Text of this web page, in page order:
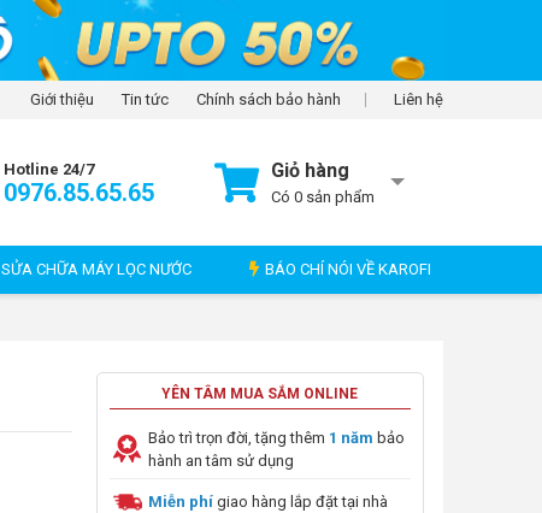
Giới thiệu Tin tức Chính sách bảo hành Liên hệ
Hotline 24/7
0976.85.65.65
Giỏ hàng
Có 0 sản phẩm
SỬA CHỮA MÁY LỌC NƯỚC BÁO CHÍ NÓI VỀ KAROFI
YÊN TÂM MUA SẮM ONLINE
Bảo trì trọn đời, tặng thêm 1 năm bảo
hành an tâm sử dụng
Miễn phígiao hàng lắp đặt tại nhà